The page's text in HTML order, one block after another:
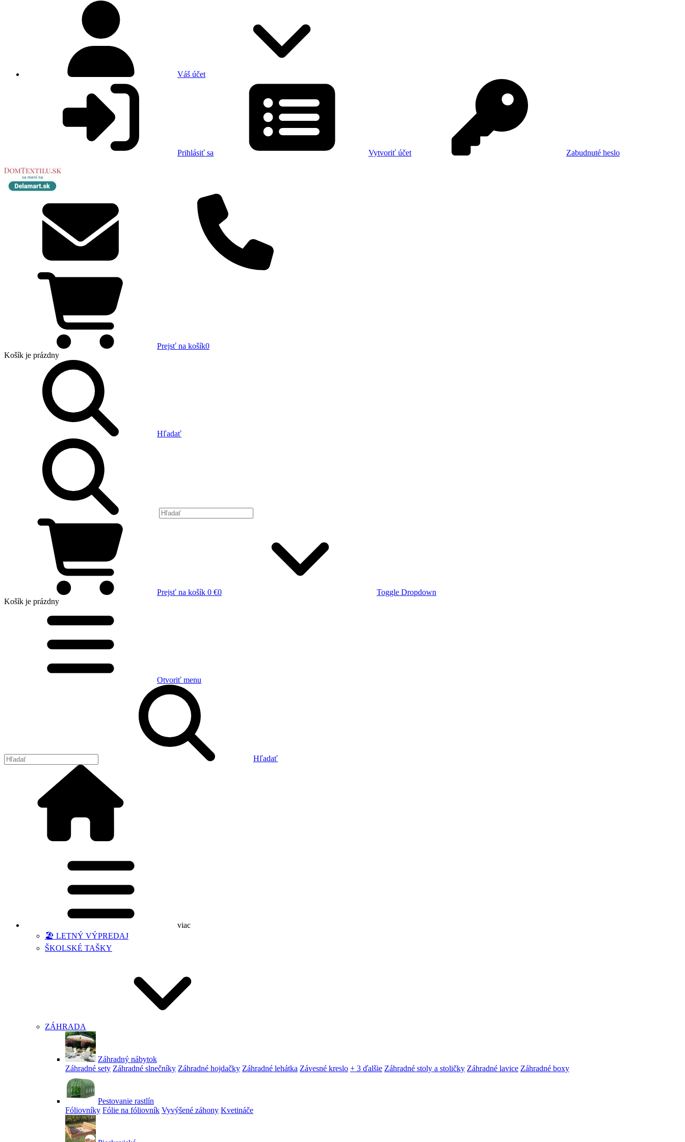
Váš účet
Prihlásiť sa Vytvoriť účet Zabudnuté heslo
Prejsť na košík0
Košík je prázdny
Hľadať
Prejsť na košík 0 €0
Toggle Dropdown
Košík je prázdny
Otvoriť menu
Hľadať
viac
🏖️ LETNÝ VÝPREDAJ
ŠKOLSKÉ TAŠKY
ZÁHRADA
Záhradný nábytok
Záhradné sety Záhradné slnečníky Záhradné hojdačky Záhradné lehátka Závesné kreslo + 3 ďalšie Záhradné stoly a stoličky Záhradné lavice Záhradné boxy
Pestovanie rastlín
Fóliovníky Fólie na fóliovník Vyvýšené záhony Kvetináče